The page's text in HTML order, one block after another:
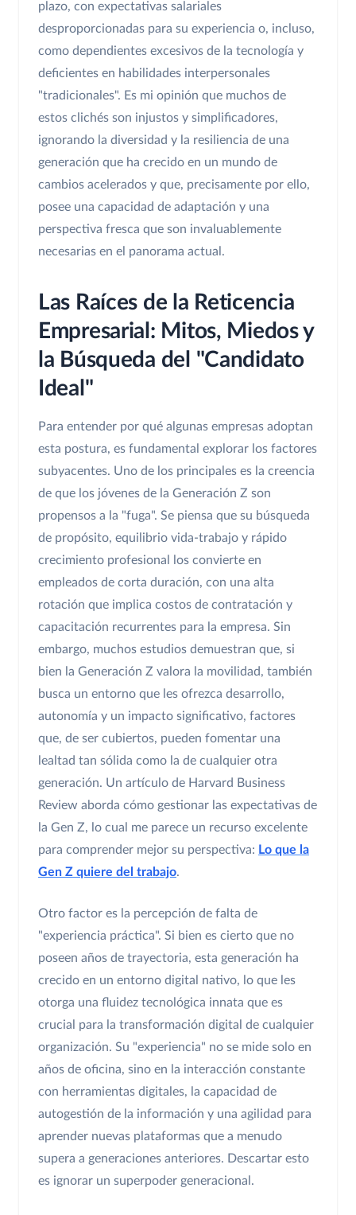
plazo, con expectativas salariales
desproporcionadas para su experiencia o, incluso,
como dependientes excesivos de la tecnología y
deficientes en habilidades interpersonales
"tradicionales". Es mi opinión que muchos de
estos clichés son injustos y simplificadores,
ignorando la diversidad y la resiliencia de una
generación que ha crecido en un mundo de
cambios acelerados y que, precisamente por ello,
posee una capacidad de adaptación y una
perspectiva fresca que son invaluablemente
necesarias en el panorama actual.
Las Raíces de la Reticencia
Empresarial: Mitos, Miedos y
la Búsqueda del "Candidato
Ideal"
Para entender por qué algunas empresas adoptan
esta postura, es fundamental explorar los factores
subyacentes. Uno de los principales es la creencia
de que los jóvenes de la Generación Z son
propensos a la "fuga". Se piensa que su búsqueda
de propósito, equilibrio vida-trabajo y rápido
crecimiento profesional los convierte en
empleados de corta duración, con una alta
rotación que implica costos de contratación y
capacitación recurrentes para la empresa. Sin
embargo, muchos estudios demuestran que, si
bien la Generación Z valora la movilidad, también
busca un entorno que les ofrezca desarrollo,
autonomía y un impacto significativo, factores
que, de ser cubiertos, pueden fomentar una
lealtad tan sólida como la de cualquier otra
generación. Un artículo de Harvard Business
Review aborda cómo gestionar las expectativas de
la Gen Z, lo cual me parece un recurso excelente
para comprender mejor su perspectiva: Lo que la
Gen Z quiere del trabajo.
Otro factor es la percepción de falta de
"experiencia práctica". Si bien es cierto que no
poseen años de trayectoria, esta generación ha
crecido en un entorno digital nativo, lo que les
otorga una fluidez tecnológica innata que es
crucial para la transformación digital de cualquier
organización. Su "experiencia" no se mide solo en
años de oficina, sino en la interacción constante
con herramientas digitales, la capacidad de
autogestión de la información y una agilidad para
aprender nuevas plataformas que a menudo
supera a generaciones anteriores. Descartar esto
es ignorar un superpoder generacional.